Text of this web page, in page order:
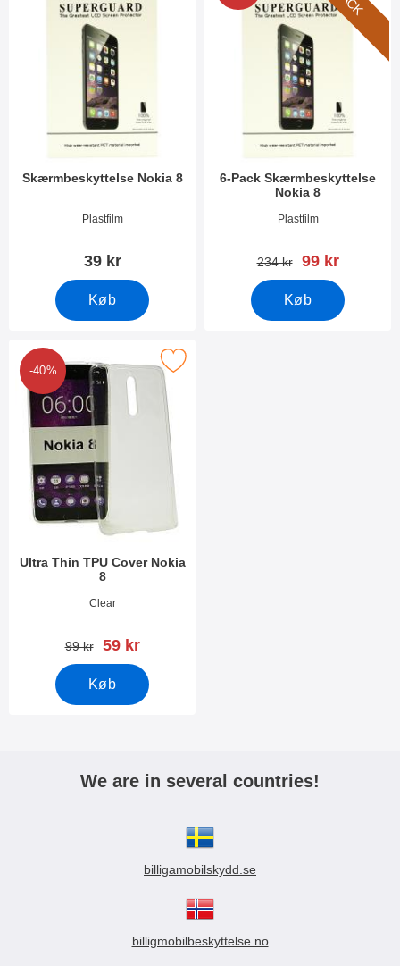
Skærmbeskyttelse Nokia 8
Varenr 24470Plastfilm
39 kr
Køb
6-Pack Skærmbeskyttelse
Nokia 8
Varenr 24469Plastfilm
pris
234 kr pris
99 kr
Køb
-40%
Ultra Thin TPU Cover Nokia
8
Varenr 24295Clear
pris
99 kr pris
59 kr
Køb
Marker ultra Thin TPU Cover Nokia 8 som favorit
We are in several countries!
billigamobilskydd.se
billigmobilbeskyttelse.no